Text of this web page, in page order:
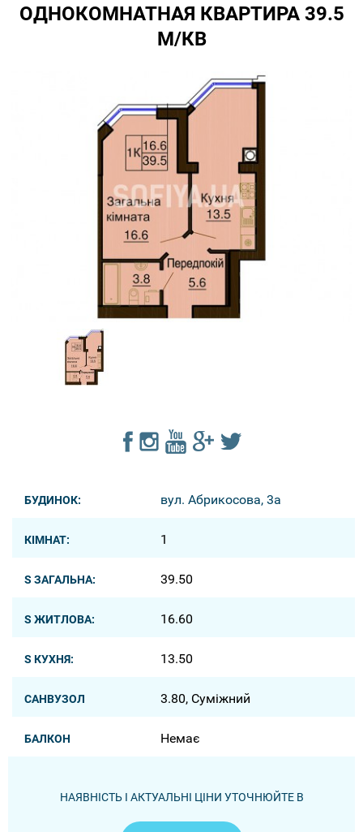
ОДНОКОМНАТНАЯ КВАРТИРА 39.5
М/КВ
БУДИНОК: вул. Абрикосова, 3a
КІМНАТ: 1
S ЗАГАЛЬНА: 39.50
S ЖИТЛОВА: 16.60
S КУХНЯ: 13.50
САНВУЗОЛ 3.80, Суміжний
БАЛКОН Немає
НАЯВНІСТЬ І АКТУАЛЬНІ ЦІНИ УТОЧНЮЙТЕ В